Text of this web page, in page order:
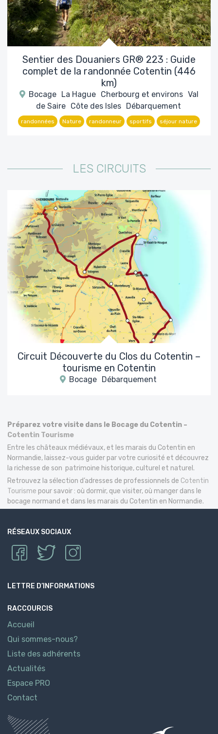
Sentier des Douaniers GR® 223 : Guide
complet de la randonnée Cotentin (446
km)
Bocage La Hague Cherbourg et environs Val
de Saire
Côte des Isles Débarquement
randonnées Nature randonneur sportifs séjour nature
LES CIRCUITS
Circuit Découverte du Clos du Cotentin –
tourisme en Cotentin
Bocage Débarquement
Préparez votre visite dans le Bocage du Cotentin –
Cotentin Tourisme
Entre les châteaux médiévaux, et les marais du Cotentin en
Normandie, laissez-vous guider par votre curiosité et découvrez
la richesse de son patrimoine historique, culturel et naturel.
Retrouvez la sélection d’adresses de professionnels de Cotentin
Tourisme pour savoir : où dormir, que visiter, où manger dans le
bocage normand et dans les marais du Cotentin en Normandie.
RÉSEAUX SOCIAUX
LETTRE D’INFORMATIONS
RACCOURCIS
Accueil
Qui sommes-nous?
Liste des adhérents
Actualités
Espace PRO
Contact